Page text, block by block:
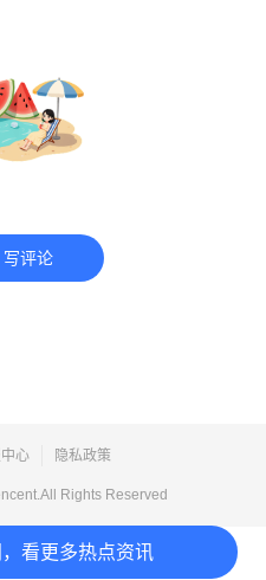
看更多热点资讯
写评论
心 隐私政策
Rights Reserved